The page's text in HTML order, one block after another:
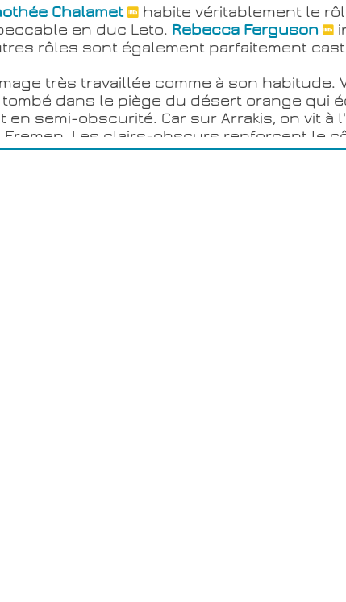
Chalamet
habite véritablement le
en duc Leto. Rebecca Ferguson
rôles sont également parfaitement
très travaillée comme à son habitude.
dans le piège du désert orange qui
semi-obscurité. Car sur Arrakis, on vit à
Les clairs-obscurs renforcent le
comprendre le peuple des sables.